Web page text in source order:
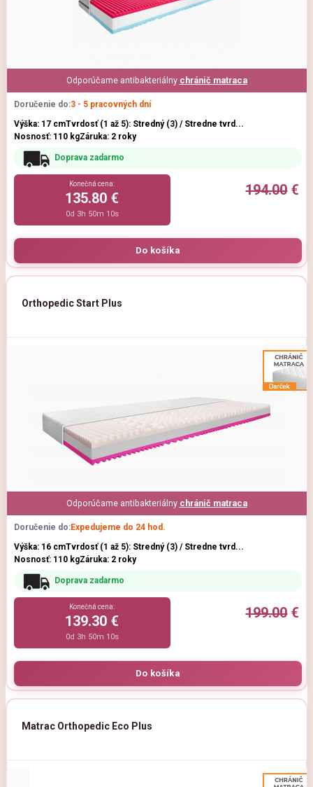
Odporúčame antibakteriálny chránič matraca
Doručenie do:3 - 5 pracovných dní
Výška: 17 cmTvrdosť (1 až 5): Stredný (3) / Stredne tvrd...
Nosnosť: 110 kgZáruka: 2 roky
Doprava zadarmo
194.00€
Konečná cena:
135.80 €
0d 3h 50m 9s
Orthopedic Start Plus
Odporúčame antibakteriálny chránič matraca
Doručenie do:Expedujeme do 24 hod.
Výška: 16 cmTvrdosť (1 až 5): Stredný (3) / Stredne tvrd...
Nosnosť: 110 kgZáruka: 2 roky
Doprava zadarmo
199.00€
Konečná cena:
139.30 €
0d 3h 50m 9s
Matrac Orthopedic Eco Plus